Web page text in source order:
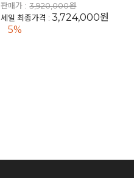
판매가 : 3,920,000원
세일 최종가격 :3,724,000원
5%